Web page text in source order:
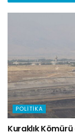
POLITIKA
Kuraklık